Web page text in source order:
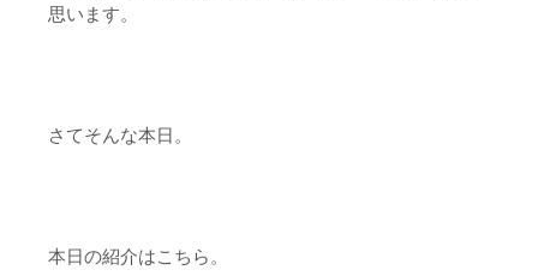
思います。
さてそんな本日。
本日の紹介はこちら。